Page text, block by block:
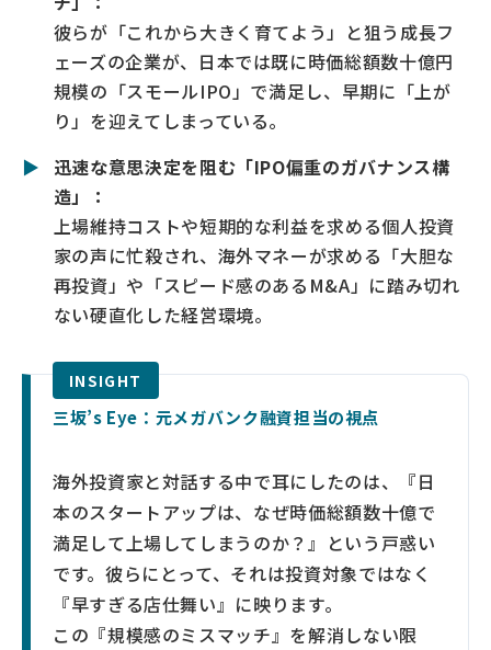
彼らが「これから大きく育てよう」と狙う成長フ
ェーズの企業が、日本では既に時価総額数十億円
規模の「スモールIPO」で満足し、早期に「上が
り」を迎えてしまっている。
▶
迅速な意思決定を阻む「IPO偏重のガバナンス構
造」：
上場維持コストや短期的な利益を求める個人投資
家の声に忙殺され、海外マネーが求める「大胆な
再投資」や「スピード感のあるM&A」に踏み切れ
ない硬直化した経営環境。
三坂’s Eye：元メガバンク融資担当の視点
海外投資家と対話する中で耳にしたのは、『日
本のスタートアップは、なぜ時価総額数十億で
満足して上場してしまうのか？』という戸惑い
です。彼らにとって、それは投資対象ではなく
『早すぎる店仕舞い』に映ります。
この『規模感のミスマッチ』を解消しない限